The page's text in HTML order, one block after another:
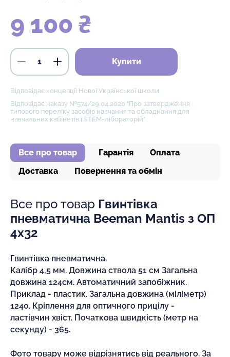
9 100 ₴
Купити
Відповідає концепції Нової Української школи
Відповідає наказу №574/29.04.2020 "Про затвердження
типового переліку засобів навчання та обладнання для
навчальних кабінетів і STEM-лібораторій"
Все про товар Гарантія
Оплата
Доставка
Повернення та обмін
Все про товар Гвинтівка
пневматична Beeman Mantis з ОП
4х32
Гвинтівка пневматична.
Калібр 4,5 мм. Довжина ствола 51 см Загальна
довжина 124см. Автоматичний запобіжник.
Приклад - пластик. Загальна довжина (міліметр)
1240. Кріплення для оптичного прицілу -
ластівчин хвіст. Початкова швидкість (метр на
секунду) - 365.
Фото товару може відрізнятись від реального. За